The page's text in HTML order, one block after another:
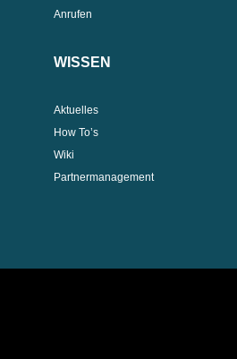
Anrufen
WISSEN
Aktuelles
How To’s
Wiki
Partnermanagement